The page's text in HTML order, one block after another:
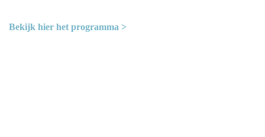
Bekijk hier het programma >